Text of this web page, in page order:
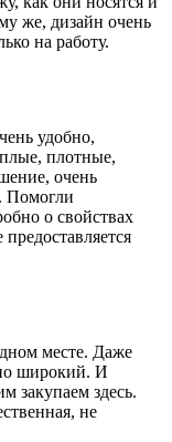
же, дизайн очень
на работу.
удобно,
плотные,
очень
Помогли
о свойствах
месте. Даже
широкий. И
закупаем здесь.
не